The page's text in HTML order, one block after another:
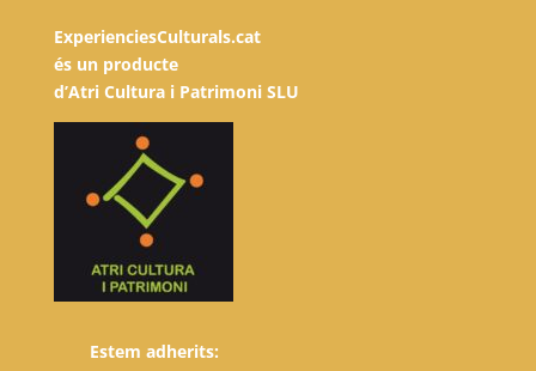
ExperienciesCulturals.cat
és un producte
d’Atri Cultura i Patrimoni SLU
Estem adherits: